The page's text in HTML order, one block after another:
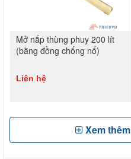
Mở nắp thùng phuy 200 lít
(bằng đồng chống nổ)
Liên hệ
Xem thêm